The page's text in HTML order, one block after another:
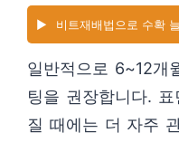
▶️ 비트재배법으로 수확
일반적으로 6~12개
팅을 권장합니다.
질 때에는 더 자주